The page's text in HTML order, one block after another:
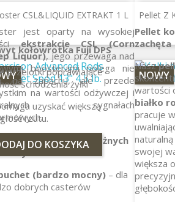
mają wysokiej klasy
np.:
kołowrotka Fuji DPS
przelotki poprawiające
schodzenia żyłki
uzyskać większą
rzutu.
dopasowane do różnych
(bardzo mocny) – dla
dobrych casterów
CSL&LIQUID EXTRAKT 1 L
jest oparty na wysokiej
ekstrakcie CSL (Corn
Liquor), jego przewaga nad
boosterami polega nie
na zapachu, ale przede
na wartości odżywczej i
sygnałach
DO KOSZYKA
Pellet Z
Pellet
zachęta
Nasz
wartości
białko
pracuje
swojej
większa
NOWY